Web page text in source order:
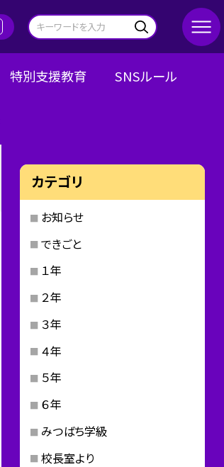
特別支援教育 SNSルール
カテゴリ
お知らせ
できごと
１年
２年
３年
４年
５年
６年
みつばち学級
校長室より